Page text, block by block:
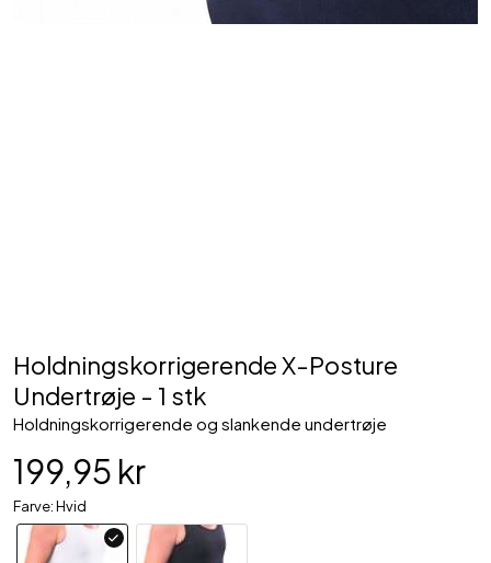
Holdningskorrigerende X-Posture
Undertrøje - 1 stk
Holdningskorrigerende og slankende undertrøje
199,95 kr
Farve: Hvid